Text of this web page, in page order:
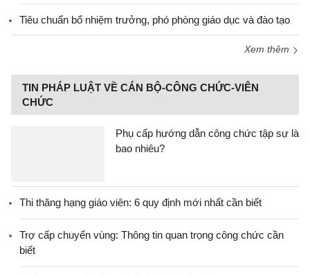
Tiêu chuẩn bổ nhiệm trưởng, phó phòng giáo dục và đào tạo
Xem thêm
TIN PHÁP LUẬT VỀ CÁN BỘ-CÔNG CHỨC-VIÊN
CHỨC
Phụ cấp hướng dẫn công chức tập sự là
bao nhiêu?
Thi thăng hạng giáo viên: 6 quy định mới nhất cần biết
Trợ cấp chuyển vùng: Thông tin quan trọng công chức cần
biết